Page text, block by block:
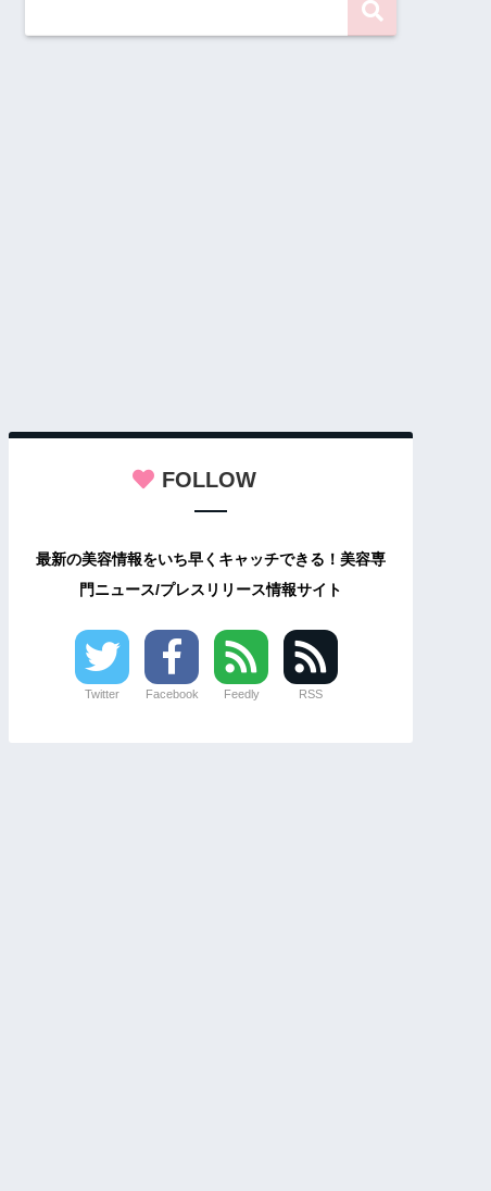
FOLLOW
最新の美容情報をいち早くキャッチできる！美容専
門ニュース/プレスリリース情報サイト
Twitter Facebook Feedly RSS